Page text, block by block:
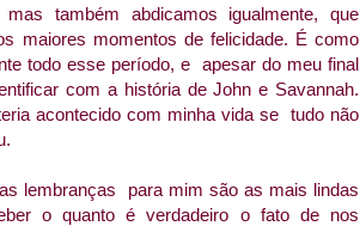
também abdicamos igualmente, que
maiores momentos de felicidade. É como
todo esse período, e apesar do meu final
com a história de John e Savannah.
acontecido com minha vida se tudo não
lembranças para mim são as mais lindas
o quanto é verdadeiro o fato de nos